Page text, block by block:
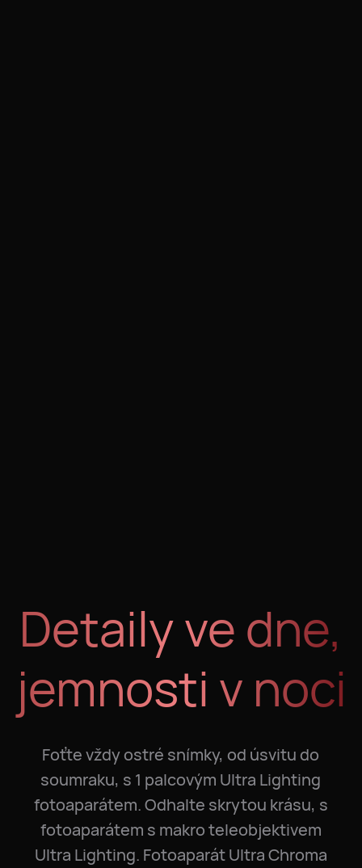
Detaily ve dne,
jemnosti v noci
Foťte vždy ostré snímky, od úsvitu do
soumraku, s 1 palcovým Ultra Lighting
fotoaparátem. Odhalte skrytou krásu, s
fotoaparátem s makro teleobjektivem
Ultra Lighting. Fotoaparát Ultra Chroma